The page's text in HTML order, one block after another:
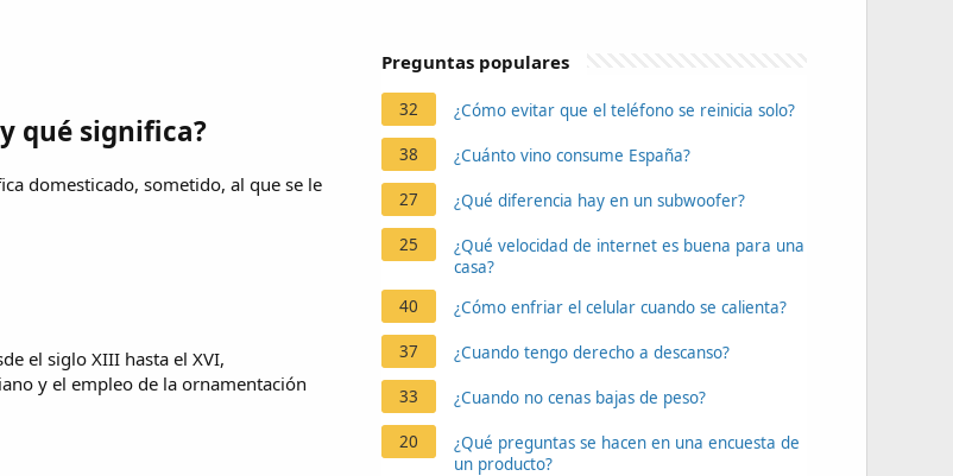
qué significa?
domesticado, sometido, al que se le
el siglo XIII hasta el XVI,
y el empleo de la ornamentación
Preguntas populares
32 ¿Cómo evitar que el teléfono se reinicia solo?
38 ¿Cuánto vino consume España?
27 ¿Qué diferencia hay en un subwoofer?
25
¿Qué velocidad de internet es buena para una
casa?
40
¿Cómo enfriar el celular cuando se calienta?
37 ¿Cuando tengo derecho a descanso?
33 ¿Cuando no cenas bajas de peso?
20
¿Qué preguntas se hacen en una encuesta de
un producto?